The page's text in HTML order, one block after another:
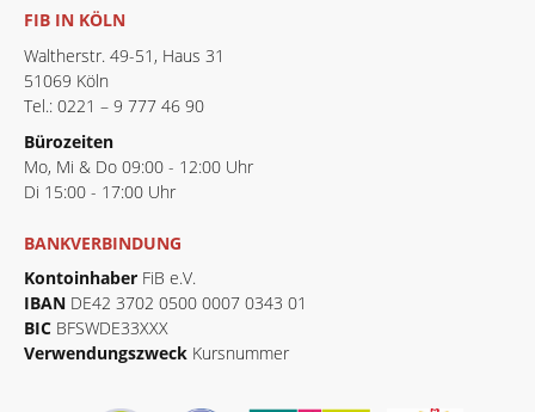
FIB IN KÖLN
Waltherstr. 49-51, Haus 31
51069 Köln
Tel.: 0221 – 9 777 46 90
Bürozeiten
Mo, Mi & Do 09:00 - 12:00 Uhr
Di 15:00 - 17:00 Uhr
BANKVERBINDUNG
Kontoinhaber FiB e.V.
IBAN DE42 3702 0500 0007 0343 01
BIC BFSWDE33XXX
Verwendungszweck Kursnummer